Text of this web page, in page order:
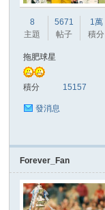
愛
8
主題
5671
帖子
1萬
積分
拖肥球星
積分 15157
發消息
Forever_Fan